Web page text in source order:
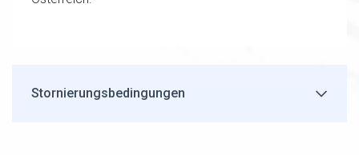
Stornierungsbedingungen